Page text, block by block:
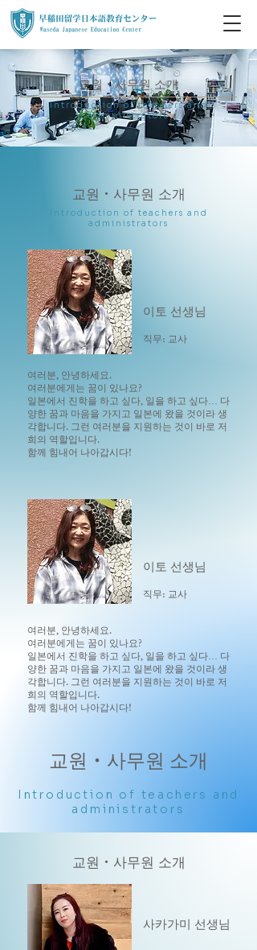
교원・사무원 소개
Introduction of teachers and
administrators
교원・사무원 소개
Introduction of teachers and
administrators
이토 선생님
직무: 교사
여러분, 안녕하세요.
여러분에게는 꿈이 있나요?
일본에서 진학을 하고 싶다, 일을 하고 싶다… 다
양한 꿈과 마음을 가지고 일본에 왔을 것이라 생
각합니다. 그런 여러분을 지원하는 것이 바로 저
희의 역할입니다.
함께 힘내어 나아갑시다!
이토 선생님
직무: 교사
여러분, 안녕하세요.
여러분에게는 꿈이 있나요?
일본에서 진학을 하고 싶다, 일을 하고 싶다… 다
양한 꿈과 마음을 가지고 일본에 왔을 것이라 생
각합니다. 그런 여러분을 지원하는 것이 바로 저
희의 역할입니다.
함께 힘내어 나아갑시다!
교원・사무원 소개
Introduction of teachers and
administrators
교원・사무원 소개
사카가미 선생님